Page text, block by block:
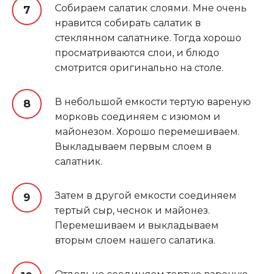
Собираем салатик слоями. Мне очень
нравится собирать салатик в
стеклянном салатнике. Тогда хорошо
просматриваются слои, и блюдо
смотрится оригинально на столе.
В небольшой емкости тертую вареную
морковь соединяем с изюмом и
майонезом. Хорошо перемешиваем.
Выкладываем первым слоем в
салатник.
Затем в другой емкости соединяем
тертый сыр, чеснок и майонез.
Перемешиваем и выкладываем
вторым слоем нашего салатика.